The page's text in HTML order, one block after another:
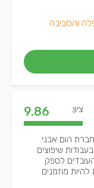
והסביבה
ציון: 9.86
הום אבני.
שיפוצים
לספק
מוזמנים